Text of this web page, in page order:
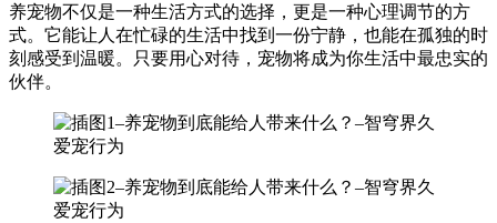
养宠物不仅是一种生活方式的选择，更是一种心理调节的方
式。它能让人在忙碌的生活中找到一份宁静，也能在孤独的时
刻感受到温暖。只要用心对待，宠物将成为你生活中最忠实的
伙伴。